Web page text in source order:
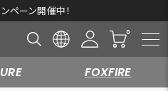
ペーン開催中！
FOXFIRE